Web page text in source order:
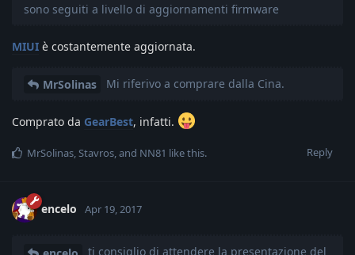
sono seguiti a livello di aggiornamenti firmware
MIUI è costantemente aggiornata.
MrSolinas Mi riferivo a comprare dalla Cina.
Comprato da GearBest, infatti.
Reply
MrSolinas,Stavros, and NN81 like this.
encelo Apr 19, 2017
ti consiglio di attendere la presentazione del